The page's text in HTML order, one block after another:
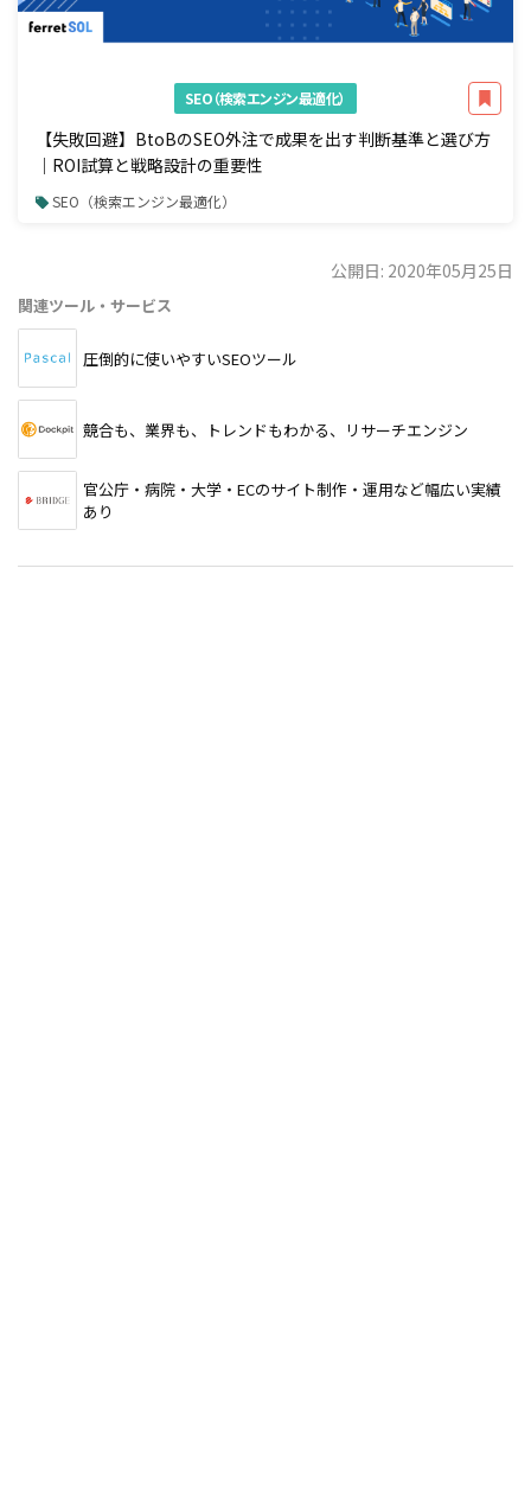
SEO（検索エンジン最適化）
【失敗回避】BtoBのSEO外注で成果を出す判断基準と選び方
｜ROI試算と戦略設計の重要性
SEO（検索エンジン最適化）
公開日: 2020年05月25日
関連ツール・サービス
圧倒的に使いやすいSEOツール
競合も、業界も、トレンドもわかる、リサーチエンジン
官公庁・病院・大学・ECのサイト制作・運用など幅広い実績
あり